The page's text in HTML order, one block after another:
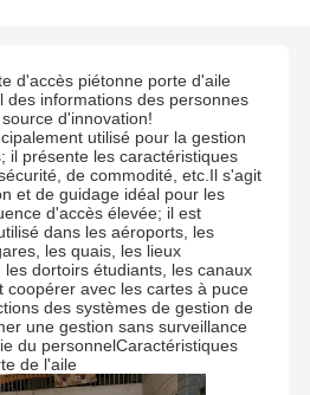
d'accès piétonne porte d'aile
des informations des personnes
d'innovation!
utilisé pour la gestion
il présente les caractéristiques
de commodité, etc.Il s'agit
et de guidage idéal pour les
d'accès élevée; il est
dans les aéroports, les
les quais, les lieux
dortoirs étudiants, les canaux
coopérer avec les cartes à puce
des systèmes de gestion de
une gestion sans surveillance
du personnelCaractéristiques
de l'aile